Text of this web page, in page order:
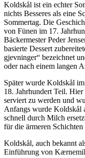
Koldskål ist ein echter
nichts Besseres als eine
Sommertag. Die
von Fünen im 17.
Bäckermester Peder
basierte Dessert
gjevninger“ bezeichnet
oder nach einem langen
Später wurde Koldskål
18. Jahrhundert Teil. Hier
serviert zu werden und
Anfangs wurde Koldskål
schnell durch Milch
für die ärmeren
Koldskål, auch bekannt
Einführung von